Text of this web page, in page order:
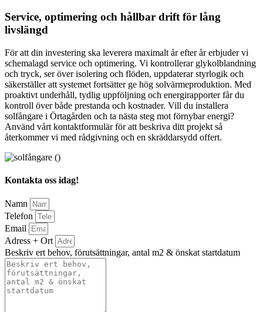
Service, optimering och hållbar drift för lång
livslängd
För att din investering ska leverera maximalt år efter år erbjuder vi
schemalagd service och optimering. Vi kontrollerar glykolblandning
och tryck, ser över isolering och flöden, uppdaterar styrlogik och
säkerställer att systemet fortsätter ge hög solvärmeproduktion. Med
proaktivt underhåll, tydlig uppföljning och energirapporter får du
kontroll över både prestanda och kostnader. Vill du installera
solfångare i Örtagården och ta nästa steg mot förnybar energi?
Använd vårt kontaktformulär för att beskriva ditt projekt så
återkommer vi med rådgivning och en skräddarsydd offert.
Kontakta oss idag!
Namn
Telefon
Email
Adress + Ort
Beskriv ert behov, förutsättningar, antal m2 & önskat startdatum